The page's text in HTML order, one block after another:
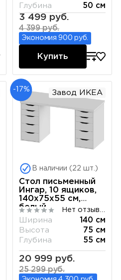
Глубина
50 см
3 499 руб.
4 399 руб.
Экономия 900 руб.
Купить
-17% Завод ИКЕА
В наличии (22 шт.)
Стол письменный
Ингар, 10 ящиков,
140х75х55 см,
белый
Ширина
140 см
Высота
75 см
Глубина
55 см
20 999 руб.
25 299 руб.